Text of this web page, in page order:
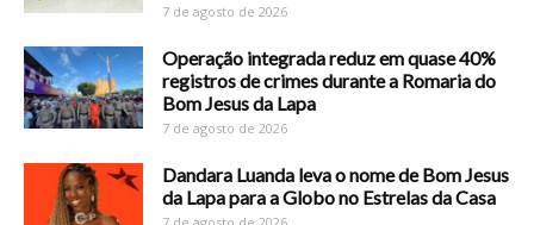
7 de agosto de 2026
Operação integrada reduz em quase 40%
registros de crimes durante a Romaria do
Bom Jesus da Lapa
7 de agosto de 2026
Dandara Luanda leva o nome de Bom Jesus
da Lapa para a Globo no Estrelas da Casa